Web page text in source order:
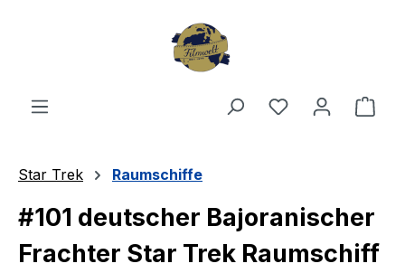
Du hast 0
Star Trek Raumschiffe
#101 deutscher Bajoranischer
Frachter Star Trek Raumschiff